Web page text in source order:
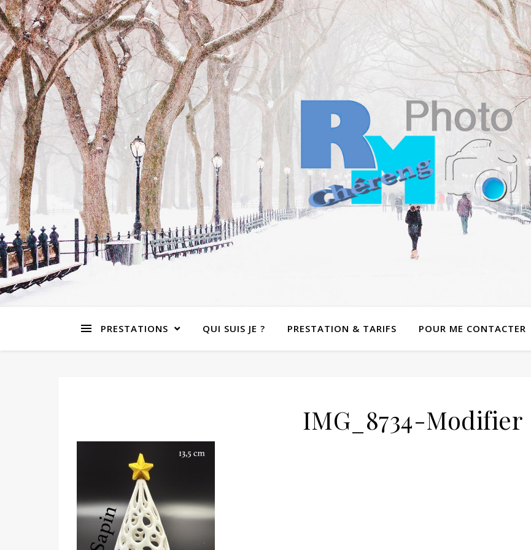
PRESTATIONS QUI SUIS JE ? PRESTATION & TARIFS POUR ME CONTACTER
IMG_8734-Modifier